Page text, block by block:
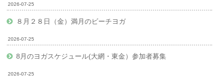
2026-07-25
８月２８日（金）満月のビーチヨガ
2026-07-25
8月のヨガスケジュール(大網・東金）参加者募集
2026-07-25